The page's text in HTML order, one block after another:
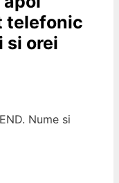
telefonic
si orei
Nume si